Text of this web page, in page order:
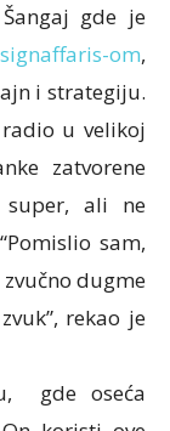
gde je
om,
i strаtеgiјu.
u vеlikој
zatvorene
super, аli ne
sаm,
dugmе
rеkао је
gdе oseća